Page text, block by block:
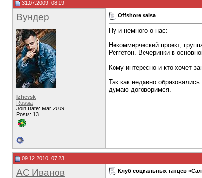
31.07.2009, 08:19
Вундер
Izhevsk
Russia
Join Date: Mar 2009
Posts: 13
Offshore salsa
Ну и немного о нас:
Некоммерческий проект,
Реггетон. Вечеринки в
Кому интересно и кто хочет
Так как недавно
думаю договоримся.
09.12.2010, 07:23
АС Иванов Клуб социальных танцев